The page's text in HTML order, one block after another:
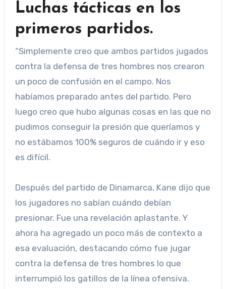
Luchas tácticas en los
primeros partidos.
“Simplemente creo que ambos partidos jugados
contra la defensa de tres hombres nos crearon
un poco de confusión en el campo. Nos
habíamos preparado antes del partido. Pero
luego creo que hubo algunas cosas en las que no
pudimos conseguir la presión que queríamos y
no estábamos 100% seguros de cuándo ir y eso
es difícil.
Después del partido de Dinamarca, Kane dijo que
los jugadores no sabían cuándo debían
presionar. Fue una revelación aplastante. Y
ahora ha agregado un poco más de contexto a
esa evaluación, destacando cómo fue jugar
contra la defensa de tres hombres lo que
interrumpió los gatillos de la línea ofensiva.